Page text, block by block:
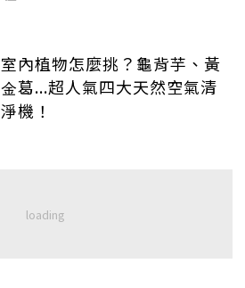
室內植物怎麼挑？龜背芋、黃
金葛...超人氣四大天然空氣清
淨機！